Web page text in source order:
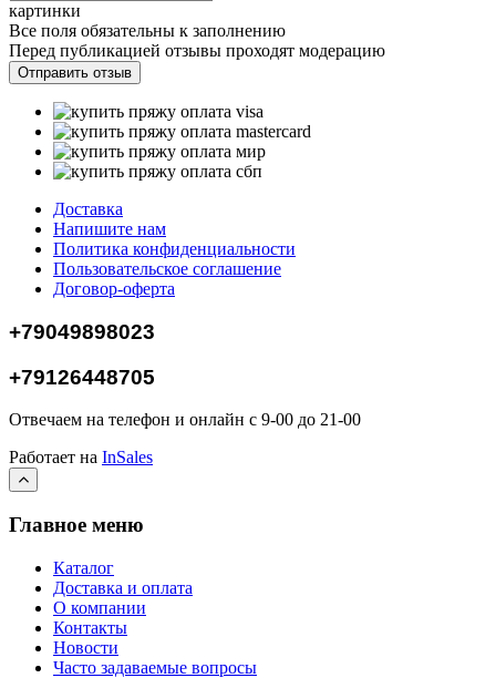
картинки
Все поля обязательны к заполнению
Перед публикацией отзывы проходят модерацию
Доставка
Напишите нам
Политика конфиденциальности
Пользовательское соглашение
Договор-оферта
+79049898023
+79126448705
Отвечаем на телефон и онлайн с 9-00 до 21-00
Работает на InSales
Главное меню
Каталог
Доставка и оплата
О компании
Контакты
Новости
Часто задаваемые вопросы